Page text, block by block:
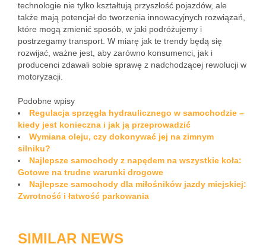
technologie nie tylko kształtują przyszłość pojazdów, ale
także mają potencjał do tworzenia innowacyjnych rozwiązań,
które mogą zmienić sposób, w jaki podróżujemy i
postrzegamy transport. W miarę jak te trendy będą się
rozwijać, ważne jest, aby zarówno konsumenci, jak i
producenci zdawali sobie sprawę z nadchodzącej rewolucji w
motoryzacji.
Podobne wpisy
Regulacja sprzęgła hydraulicznego w samochodzie –
kiedy jest konieczna i jak ją przeprowadzić
Wymiana oleju, czy dokonywać jej na zimnym
silniku?
Najlepsze samochody z napędem na wszystkie koła:
Gotowe na trudne warunki drogowe
Najlepsze samochody dla miłośników jazdy miejskiej:
Zwrotność i łatwość parkowania
SIMILAR NEWS